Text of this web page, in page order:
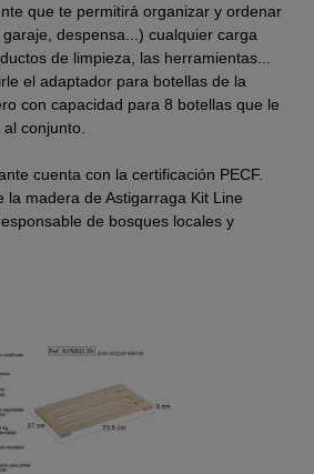
que te permitirá organizar y ordenar
despensa...) cualquier carga
de limpieza, las herramientas...
el adaptador para botellas de la
con capacidad para 8 botellas que le
conjunto.
cuenta con la certificación PECF.
la madera de Astigarraga Kit Line
de bosques locales y